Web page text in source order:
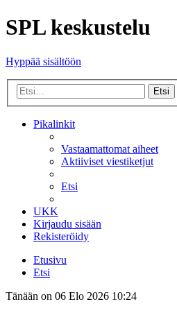
SPL keskustelu
Hyppää sisältöön
Etsi
Pikalinkit
Vastaamattomat aiheet
Aktiiviset viestiketjut
Etsi
UKK
Kirjaudu sisään
Rekisteröidy
Etusivu
Etsi
Tänään on 06 Elo 2026 10:24